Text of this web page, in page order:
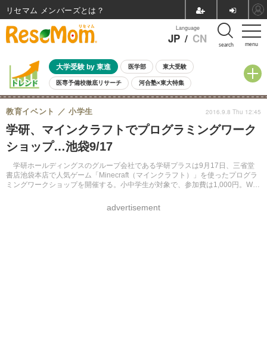
menu
Language
JP / CN search
大学受験 by 東進 医学部 東大受験
医専予備校徹底リサーチ 河合塾×東大特集
親子で考える大学選び 高校受験 中学受験 小学校受験
共通テスト 夏休み
8月開催イベント・WS 全国公立高校 過去問 人気記事
自由研究教材（小学生向け） 自由研究教材（中学生向け）
学研、マインクラフトでプログラミングワーク
ショップ…池袋9/17
学研ホールディングスのグループ会社である学研プラスは9月17日、三省堂
書店池袋本店で人気ゲーム「Minecraft（マインクラフト）」を使ったプログラ
ミングワークショップを開催する。小中学生が対象で、参加費は1,000円。Web
教育イベント 小学生
advertisement
2016.9.8 Thu 12:45
リセマム メンバーズ